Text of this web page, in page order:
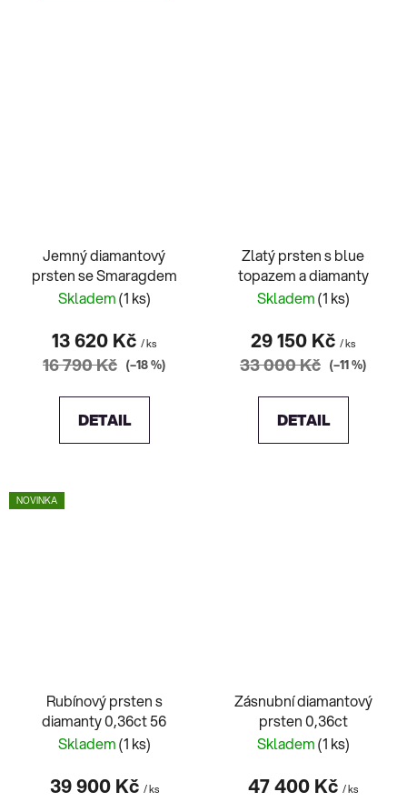
Jemný diamantový
prsten se Smaragdem
Skladem(1 ks)
13 620 Kč / ks
16 790 Kč (–18 %)
DETAIL
Zlatý prsten s blue
topazem a diamanty
Skladem(1 ks)
29 150 Kč / ks
33 000 Kč (–11 %)
DETAIL
NOVINKA
Rubínový prsten s
diamanty 0,36ct 56
Skladem(1 ks)
39 900 Kč / ks
Zásnubní diamantový
prsten 0,36ct
Skladem(1 ks)
47 400 Kč / ks